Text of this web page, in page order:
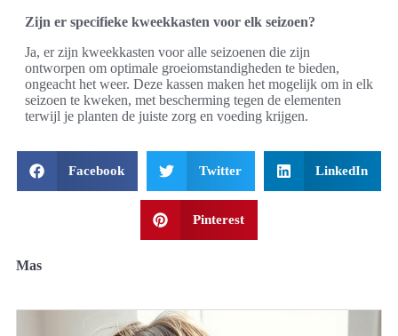
Zijn er specifieke kweekkasten voor elk seizoen?
Ja, er zijn kweekkasten voor alle seizoenen die zijn
ontworpen om optimale groeiomstandigheden te bieden,
ongeacht het weer. Deze kassen maken het mogelijk om in elk
seizoen te kweken, met bescherming tegen de elementen
terwijl je planten de juiste zorg en voeding krijgen.
Facebook Twitter LinkedIn
Pinterest
Mas